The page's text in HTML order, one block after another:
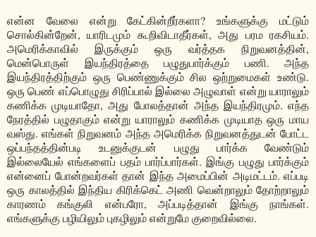
என்ன வேலை என்று கேட்கின்றீர்களா? உங்களுக்கு மட்டும்
சொல்கின்றேன், யாரிடமும் கூறிவிடாதீர்கள், அது பரம ரகசியம்.
அமெரிக்காவில் இருக்கும் ஒரு வர்த்தக நிறுவனத்தின்,
மென்பொருள் இயந்திரத்தை பழுதுபார்க்கும் பணி. அந்த
இயந்திரத்திற்கும் ஒரு பெண்ணுக்கும் சில ஒற்றுமைகள் உண்டு.
ஒரு பெண் எப்பொழுது சிரிப்பால் இல்லை அழுவாள் என்று யாராலும்
கணிக்க முடியாதோ, அது போலத்தான் அந்த இயந்திரமும். எந்த
நேரத்தில் பழுதாகும் என்று யாராலும் கணிக்க முடியாத ஒரு மாய
வஸ்து. எங்கள் நிறுவனம் அந்த அமெரிக்க நிறுவனத்துடன் போட்ட
ஒப்பந்தத்தின்படி உடனுக்குடன் பழுது பார்க்க வேண்டும்
இல்லையேல் எங்களைப் பதம் பார்ப்பார்கள். இங்கு பழுது பார்க்கும்
என்னைப் போன்றவர்கள் தான் இந்த அமைப்பின் அடிமட்டம். எப்படி
ஒரு காலத்தில் இந்திய கிரிக்கெட் அணி வென்றாலும் தோற்றாலும்
காரணம் கங்குலி என்பரோ, அப்படித்தான் இங்கு நாங்கள்.
எங்களுக்கு பழியிலும் புகழிலும் என்றுமே குறைவில்லை.